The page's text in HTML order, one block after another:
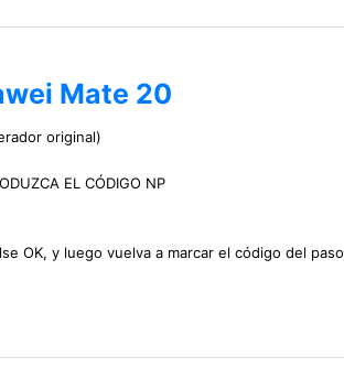
Mate 20
original)
EL CÓDIGO NP
OK, y luego vuelva a marcar el código del